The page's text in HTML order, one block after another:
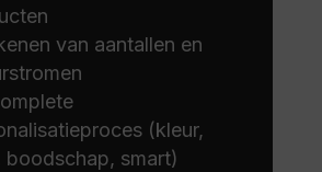
van aantallen en
(kleur,
boodschap, smart)